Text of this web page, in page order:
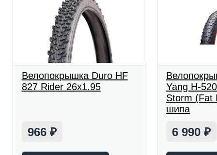
Велопокрышка Duro HF
827 Rider 26x1.95
966 ₽
Yang H-
Storm (Fat
шипа
6 990₽